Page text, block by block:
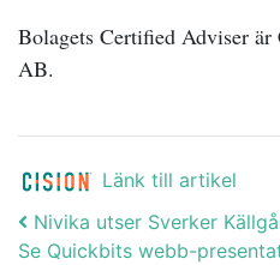
Bolagets Certified Adviser är
AB.
Länk till artikel
Post
Nivika utser Sverker
Se Quickbits webb-